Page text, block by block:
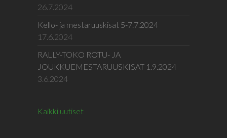
26.7.2024
Kello- ja mestaruuskisat 5-7.7.2024
17.6.2024
RALLY-TOKO ROTU- JA
JOUKKUEMESTARUUSKISAT 1.9.2024
3.6.2024
Kaikki uutiset